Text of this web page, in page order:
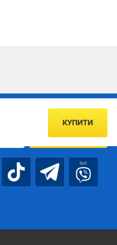
КУПИТИ
про акції та пропозиції
ПІДПИСАТИСЯ
bot